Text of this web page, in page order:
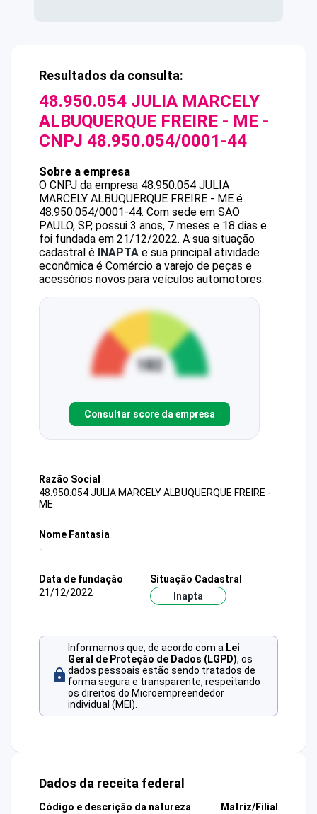
Resultados da consulta:
48.950.054 JULIA MARCELY
ALBUQUERQUE FREIRE - ME -
CNPJ 48.950.054/0001-44
Sobre a empresa
O CNPJ da empresa 48.950.054 JULIA
MARCELY ALBUQUERQUE FREIRE - ME é
48.950.054/0001-44. Com sede em SAO
PAULO, SP, possui 3 anos, 7 meses e 18 dias e
foi fundada em 21/12/2022. A sua situação
cadastral é INAPTA e sua principal atividade
econômica é Comércio a varejo de peças e
acessórios novos para veículos automotores.
Consultar score da empresa
Razão Social
48.950.054 JULIA MARCELY ALBUQUERQUE FREIRE -
ME
Nome Fantasia
-
Data de fundação
21/12/2022
Situação Cadastral
Inapta
Informamos que, de acordo com a Lei
Geral de Proteção de Dados (LGPD), os
dados pessoais estão sendo tratados de
forma segura e transparente, respeitando
os direitos do Microempreendedor
individual (MEI).
Dados da receita federal
Código e descrição da natureza
Matriz/Filial